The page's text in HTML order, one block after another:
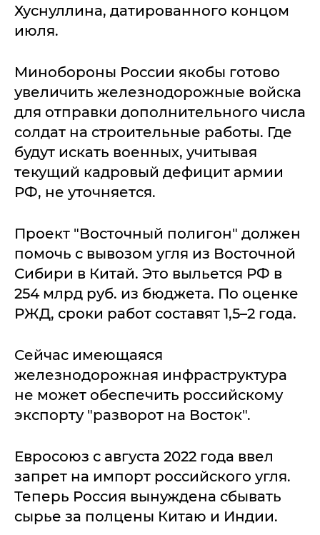
Хуснуллина, датированного концом
июля.
Минобороны России якобы готово
увеличить железнодорожные войска
для отправки дополнительного числа
солдат на строительные работы. Где
будут искать военных, учитывая
текущий кадровый дефицит армии
РФ, не уточняется.
Проект "Восточный полигон" должен
помочь с вывозом угля из Восточной
Сибири в Китай. Это выльется РФ в
254 млрд руб. из бюджета. По оценке
РЖД, сроки работ составят 1,5–2 года.
Сейчас имеющаяся
железнодорожная инфраструктура
не может обеспечить российскому
экспорту "разворот на Восток".
Евросоюз с августа 2022 года ввел
запрет на импорт российского угля.
Теперь Россия вынуждена сбывать
сырье за полцены Китаю и Индии.